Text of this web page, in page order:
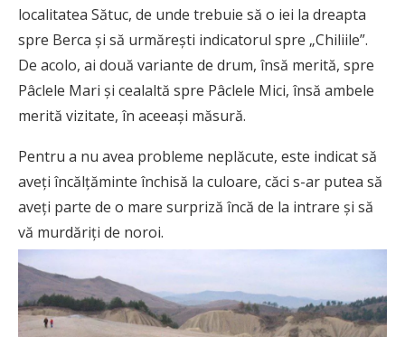
localitatea Sătuc, de unde trebuie să o iei la dreapta
spre Berca și să urmărești indicatorul spre „Chiliile”.
De acolo, ai două variante de drum, însă merită, spre
Pâclele Mari și cealaltă spre Pâclele Mici, însă ambele
merită vizitate, în aceeași măsură.
Pentru a nu avea probleme neplăcute, este indicat să
aveți încălțăminte închisă la culoare, căci s-ar putea să
aveți parte de o mare surpriză încă de la intrare și să
vă murdăriți de noroi.